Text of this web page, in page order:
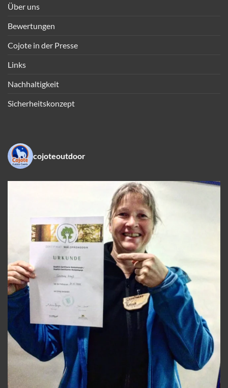
Über uns
Bewertungen
Cojote in der Presse
Links
Nachhaltigkeit
Sicherheitskonzept
cojoteoutdoor